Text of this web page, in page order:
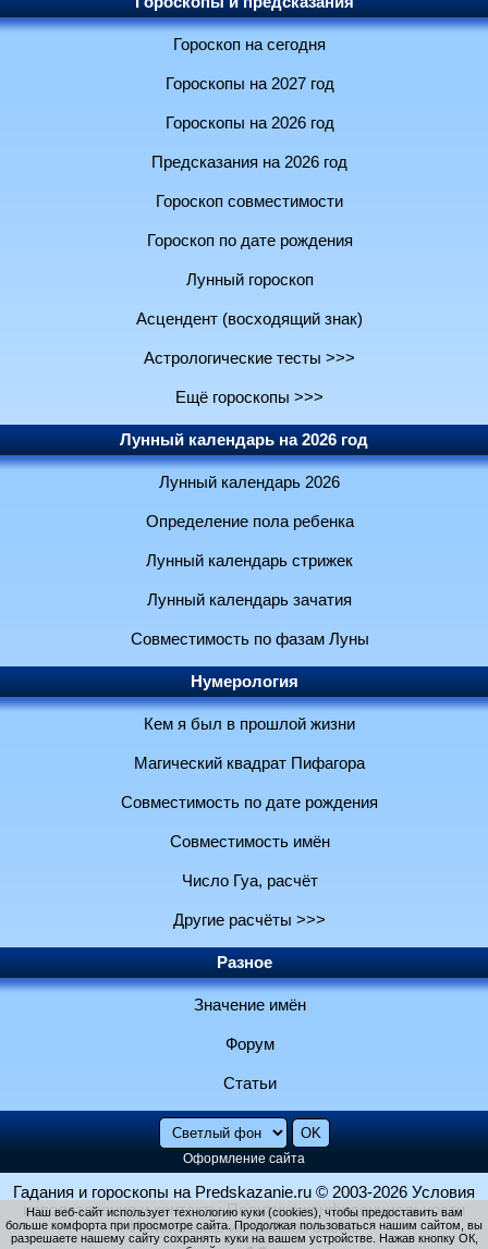
Гороскоп на сегодня
Гороскопы на 2027 год
Гороскопы на 2026 год
Предсказания на 2026 год
Гороскоп совместимости
Гороскоп по дате рождения
Лунный гороскоп
Асцендент (восходящий знак)
Астрологические тесты >>>
Ещё гороскопы >>>
Лунный календарь на 2026 год
Лунный календарь 2026
Определение пола ребенка
Лунный календарь стрижек
Лунный календарь зачатия
Совместимость по фазам Луны
Нумерология
Кем я был в прошлой жизни
Магический квадрат Пифагора
Совместимость по дате рождения
Совместимость имён
Число Гуа, расчёт
Другие расчёты >>>
Разное
Значение имён
Форум
Статьи
Оформление сайта
Гадания и гороскопы на Predskazanie.ru © 2003-2026 Условия
использования и контакты Политика конфиденциальности
Использование файлов cookie
Наш веб-сайт использует технологию куки (cookies), чтобы предоставить вам
больше комфорта при просмотре сайта. Продолжая пользоваться нашим сайтом, вы
разрешаете нашему сайту сохранять куки на вашем устройстве. Нажав кнопку ОК,